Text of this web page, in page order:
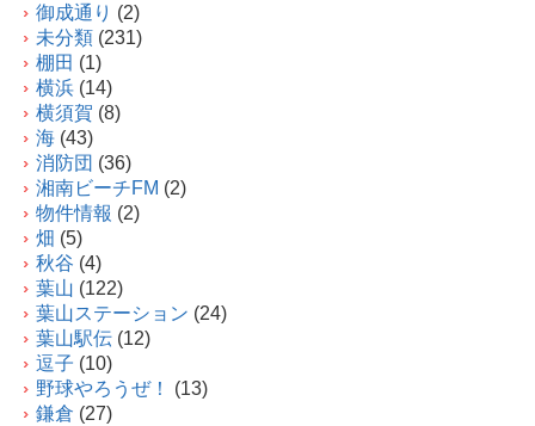
御成通り (2)
未分類 (231)
棚田 (1)
横浜 (14)
横須賀 (8)
海 (43)
消防団 (36)
湘南ビーチFM (2)
物件情報 (2)
畑 (5)
秋谷 (4)
葉山 (122)
葉山ステーション (24)
葉山駅伝 (12)
逗子 (10)
野球やろうぜ！
(13)
鎌倉 (27)